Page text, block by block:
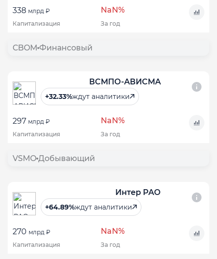
338 млрд ₽ NaN%
Капитализация За год
CBOM Финансовый
ВСМПО-АВИСМА
+32.33%ждут аналитики
297 млрд ₽ NaN%
Капитализация За год
VSMO Добывающий
Интер РАО
+64.89%ждут аналитики
270 млрд ₽ NaN%
Капитализация За год